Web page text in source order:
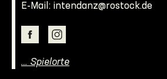
E-Mail: intendanz@rostock.de
… Spielorte